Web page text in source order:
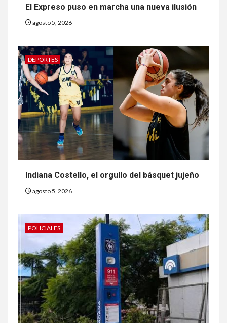
El Expreso puso en marcha una nueva ilusión
agosto 5, 2026
DEPORTES
Indiana Costello, el orgullo del básquet jujeño
agosto 5, 2026
POLICIALES